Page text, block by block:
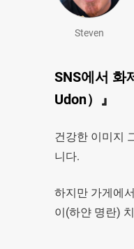
Steven
SNS에서 화
Udon）』
건강한 이미지
니다.
하지만 가게에
이(하얀 명란)